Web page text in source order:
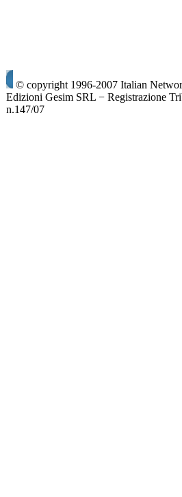
© copyright 1996-2007 Italian
Edizioni Gesim SRL − Registrazione
n.147/07